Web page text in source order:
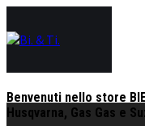
Benvenuti nello store
Husqvarna, Gas Gas e